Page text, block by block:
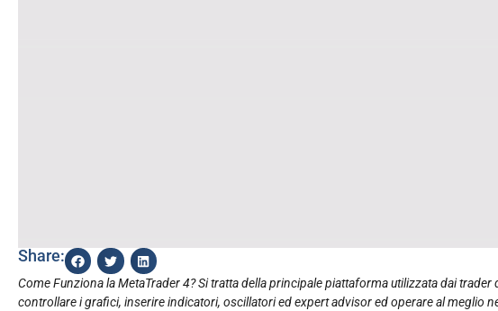
Share:
Come Funziona la MetaTrader 4? Si tratta della principale piattaforma utilizzata dai
controllare i grafici, inserire indicatori, oscillatori ed expert advisor ed operare al